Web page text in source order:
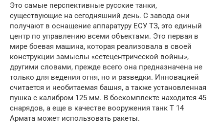
Это самые перспективные русские танки,
существующие на сегодняшний день. С завода они
получают в оснащение аппаратуру ЕСУ ТЗ, это единый
центр по управлению всеми объектами. Это первая в
мире боевая машина, которая реализовала в своей
конструкции замыслы «сетецентрической войны»,
другими словами, прежде всего она предназначена не
только для ведения огня, но и разведки. Инновацией
считается и необитаемая башня, а также установленная
пушка с калибром 125 мм. В боекомплекте находится 45
снарядов, а еще в качестве вооружения танк Т 14
Армата может использовать ракеты.